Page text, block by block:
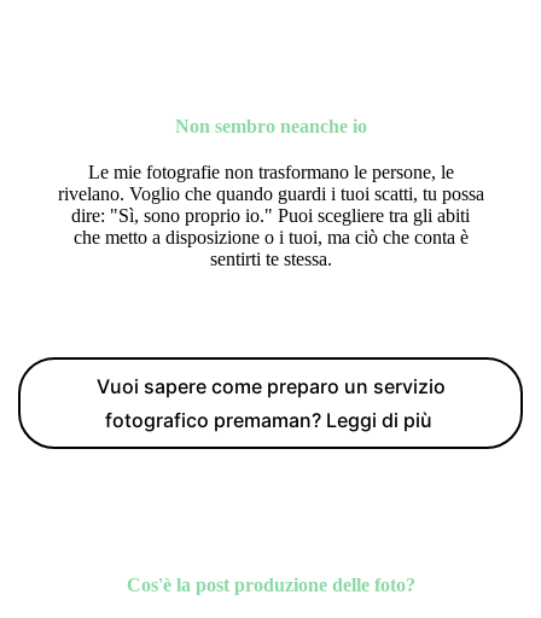
Non sembro neanche io
Le mie fotografie non trasformano le persone, le
rivelano. Voglio che quando guardi i tuoi scatti, tu possa
dire: "Sì, sono proprio io." Puoi scegliere tra gli abiti
che metto a disposizione o i tuoi, ma ciò che conta è
sentirti te stessa.
Vuoi sapere come preparo un servizio
fotografico premaman? Leggi di più
Cos'è la post produzione delle foto?